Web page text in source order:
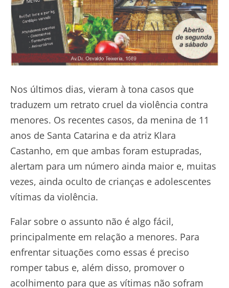
Nos últimos dias, vieram à tona casos que
traduzem um retrato cruel da violência contra
menores. Os recentes casos, da menina de 11
anos de Santa Catarina e da atriz Klara
Castanho, em que ambas foram estupradas,
alertam para um número ainda maior e, muitas
vezes, ainda oculto de crianças e adolescentes
vítimas da violência.
Falar sobre o assunto não é algo fácil,
principalmente em relação a menores. Para
enfrentar situações como essas é preciso
romper tabus e, além disso, promover o
acolhimento para que as vítimas não sofram